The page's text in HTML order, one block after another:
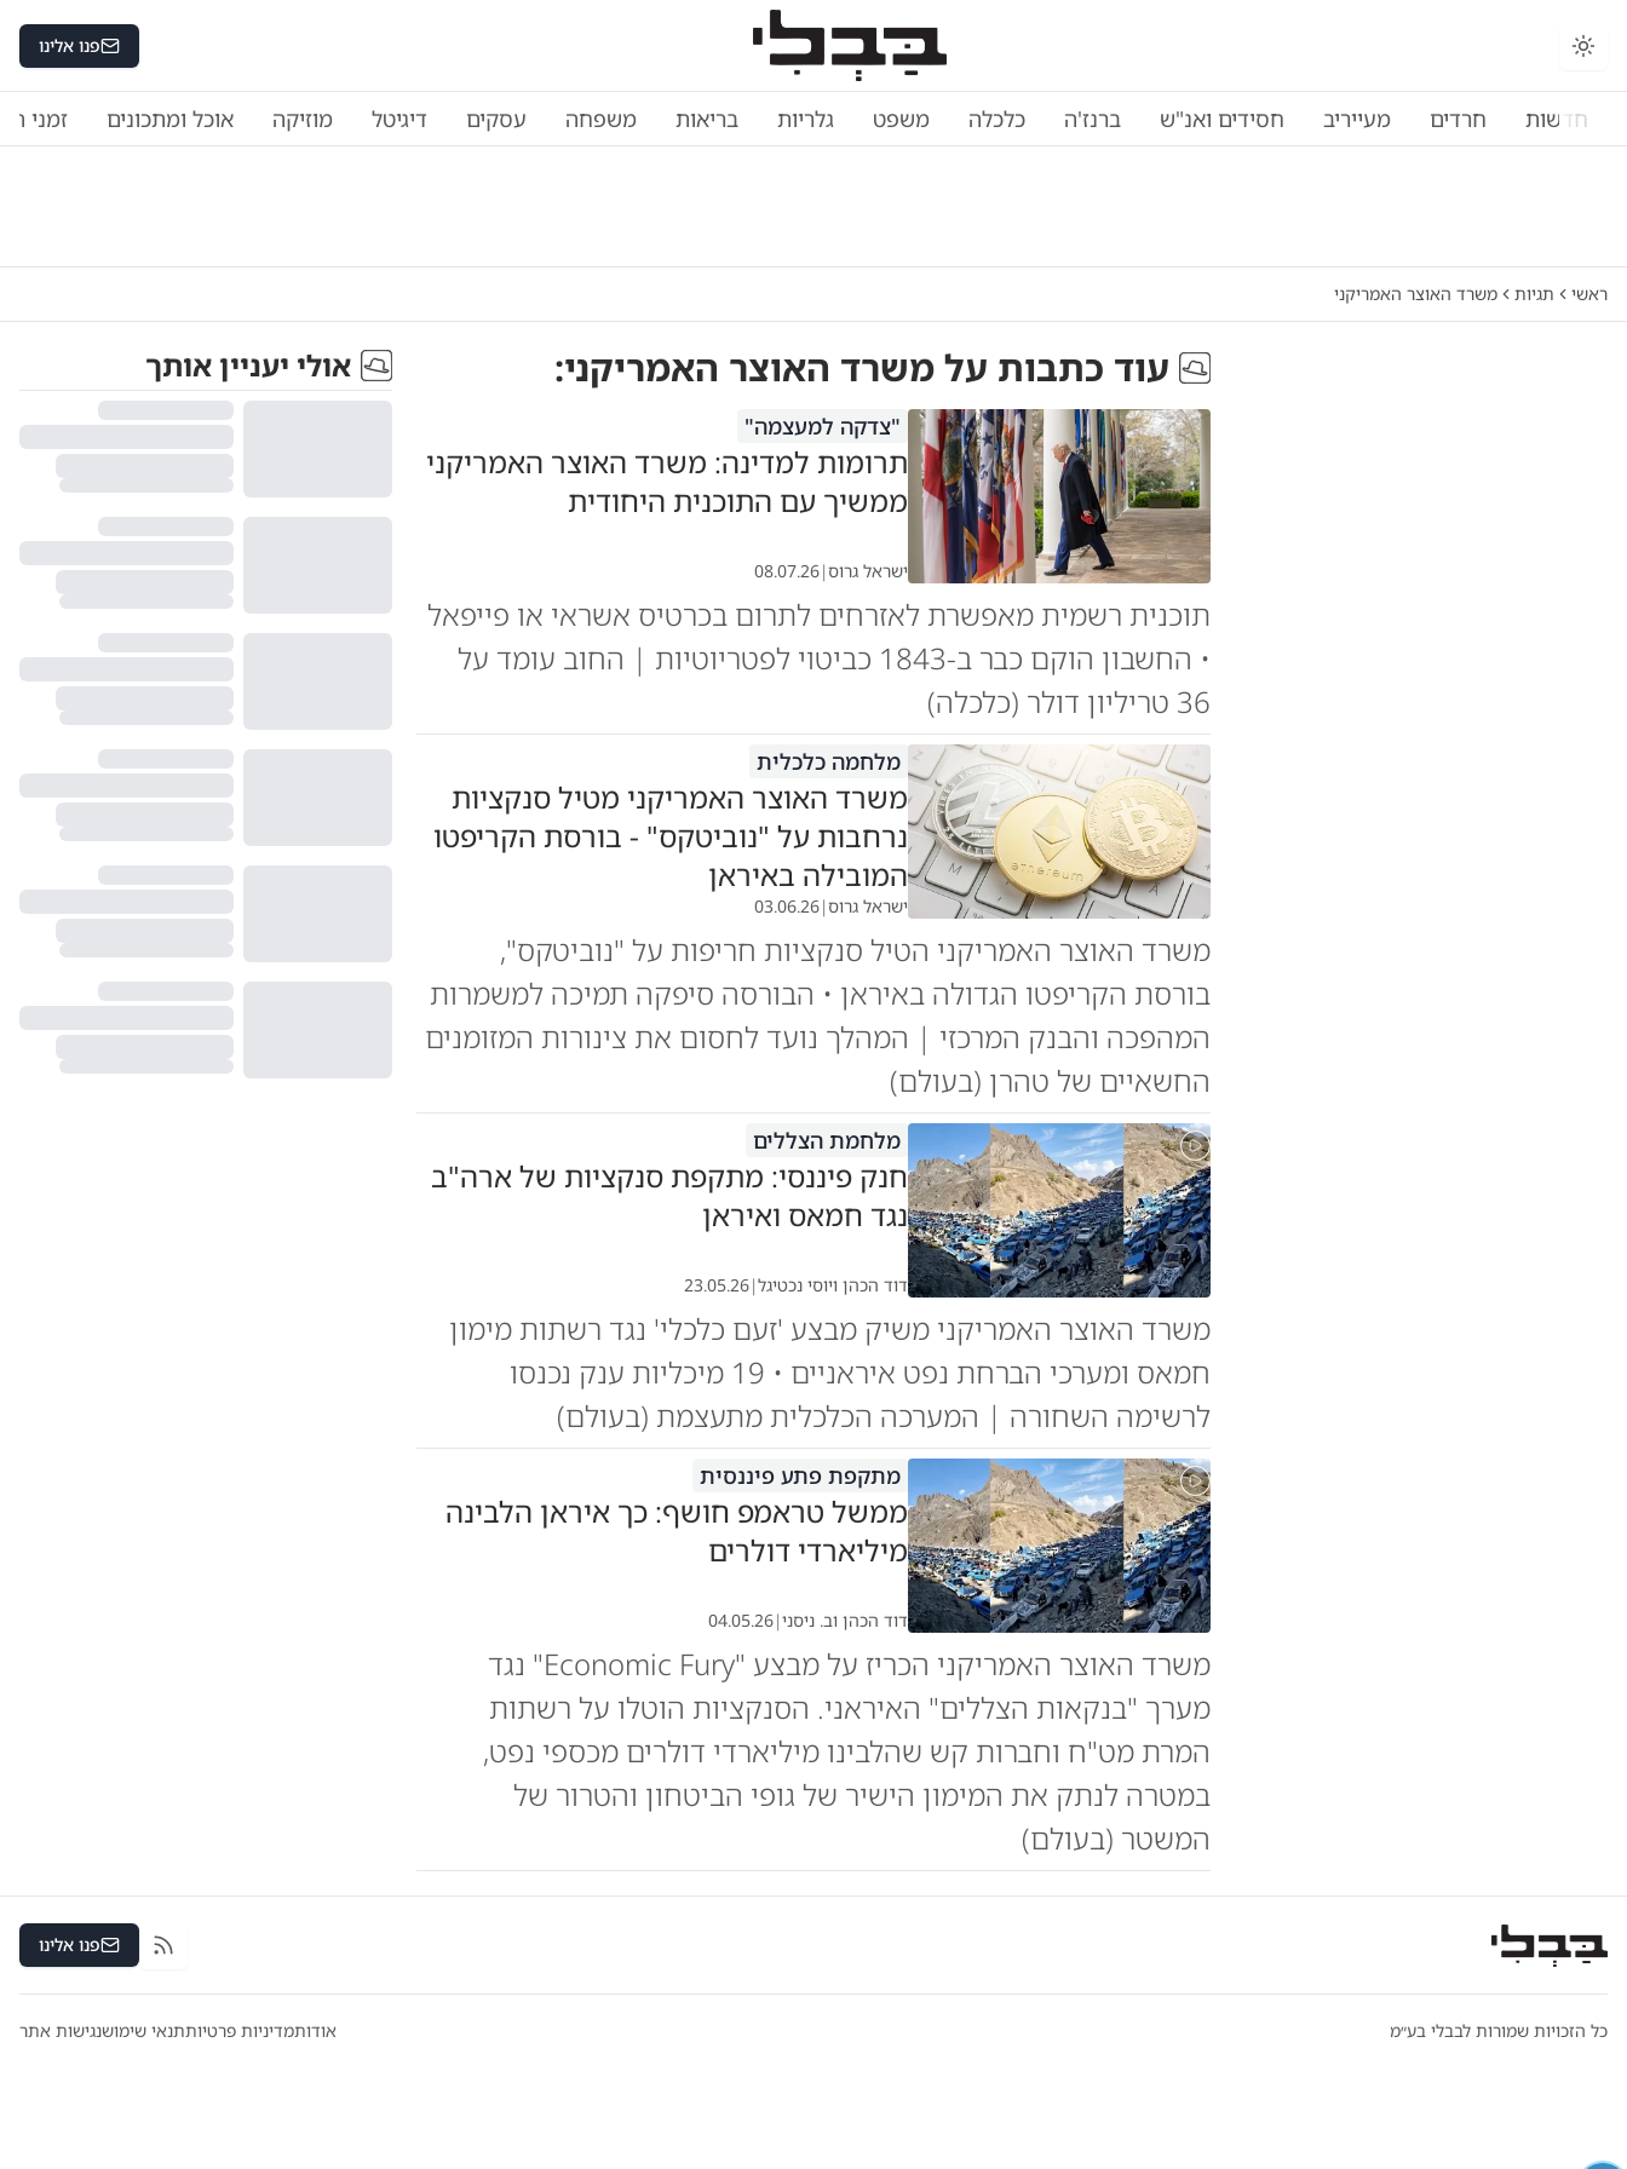
פנו אלינו
חדשות חרדים מעייריב חסידים ואנ"ש ברנז'ה כלכלה משפט גלריות בריאות משפחה עסקים דיגיטל מוזיקה אוכל ומתכונים זמני
ראשי תגיות משרד האוצר האמריקני
עוד כתבות עלמשרד האוצר האמריקני:
"צדקה למעצמה"
תרומות למדינה: משרד האוצר האמריקני
ממשיך עם התוכנית היחודית
ישראל גרוס|
08.07.26
תוכנית רשמית מאפשרת לאזרחים לתרום בכרטיס אשראי או פייפאל
• החשבון הוקם כבר ב-1843 כביטוי לפטריוטיות | החוב עומד על
36 טריליון דולר (כלכלה)
מלחמה כלכלית
משרד האוצר האמריקני מטיל סנקציות
נרחבות על "נוביטקס" - בורסת הקריפטו
המובילה באיראן
ישראל גרוס|
03.06.26
משרד האוצר האמריקני הטיל סנקציות חריפות על "נוביטקס",
בורסת הקריפטו הגדולה באיראן • הבורסה סיפקה תמיכה למשמרות
המהפכה והבנק המרכזי | המהלך נועד לחסום את צינורות המזומנים
החשאיים של טהרן (בעולם)
מלחמת הצללים
חנק פיננסי: מתקפת סנקציות של ארה"ב
נגד חמאס ואיראן
דוד הכהן ויוסי נכטיגל|
23.05.26
משרד האוצר האמריקני משיק מבצע 'זעם כלכלי' נגד רשתות מימון
חמאס ומערכי הברחת נפט איראניים • 19 מיכליות ענק נכנסו
לרשימה השחורה | המערכה הכלכלית מתעצמת (בעולם)
מתקפת פתע פיננסית
ממשל טראמפ חושף: כך איראן הלבינה
מיליארדי דולרים
דוד הכהן וב. ניסני|
04.05.26
משרד האוצר האמריקני הכריז על מבצע "Economic Fury" נגד
מערך "בנקאות הצללים" האיראני. הסנקציות הוטלו על רשתות
המרת מט"ח וחברות קש שהלבינו מיליארדי דולרים מכספי נפט,
במטרה לנתק את המימון הישיר של גופי הביטחון והטרור של
המשטר (בעולם)
אולי יעניין אותך
RSS פנו אלינו
כל הזכויות שמורות לבבלי בע״מ אודותמדיניות פרטיותתנאי שימושנגישות אתר